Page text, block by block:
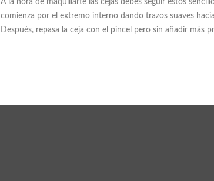
A la hora de maquillarte las cejas debes seguir estos
comienza por el extremo interno dando trazos suaves
Después, repasa la ceja con el pincel pero sin añadir más